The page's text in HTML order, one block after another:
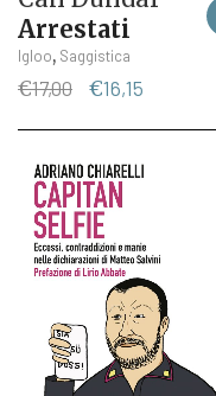
Arrestati
Igloo, Saggistica
€17,00
Il
originale
era:
€17,00.
€16,15
attuale
è: